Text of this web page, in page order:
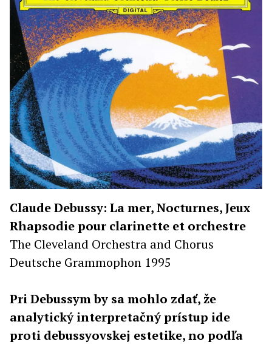
Claude Debussy: La mer, Nocturnes, Jeux
Rhapsodie pour clarinette et orchestre
The Cleveland Orchestra and Chorus
Deutsche Grammophon 1995
Pri Debussym by sa mohlo zdať, že
analytický interpretačný prístup ide
proti debussyovskej estetike, no podľa